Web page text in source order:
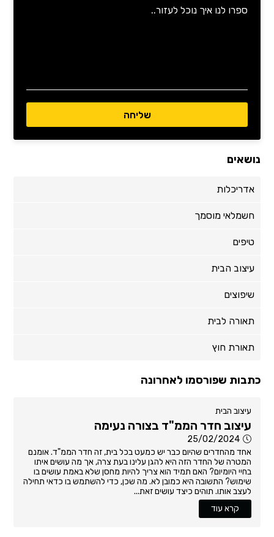
נושאים
אדריכלות
חשמלאי מוסמך
טיפים
עיצוב הבית
שיפוצים
תאורה לבית
תאורת חוץ
כתבות שפורסמו לאחרונה
עיצוב הבית
עיצוב חדר הממ"ד בצורה נעימה
25/02/2024
אחד מהחדרים שהיום כבר יש כמעט בכל בית, זה חדר הממ"ד. אומנם
המטרה של החדר הזה היא להגן עלינו בעת צרה, אך מה עושים איתו
בחיי היומיום? האם תמיד הוא צריך להיות מחסן שלא באמת עושים בו
שימוש? התשובה היא כמובן לא. מה שכן, כדי להשתמש בו כדאי תחילה
לעצב אותו. תוהים כיצד עושים זאת...
קרא עוד